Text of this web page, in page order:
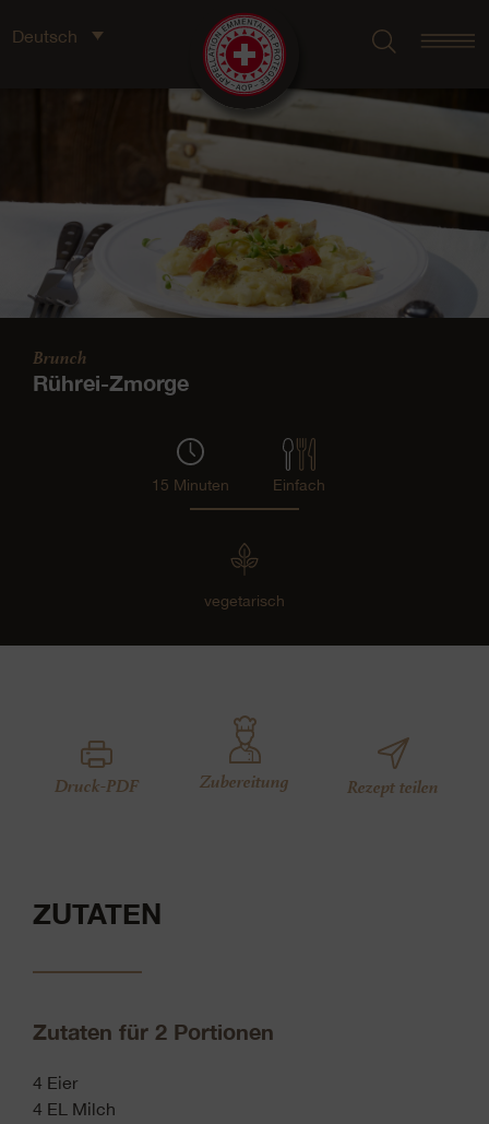
Deutsch
Brunch
Rührei-Zmorge
15 Minuten Einfach
vegetarisch
Druck-PDF Zubereitung Rezept teilen
ZUTATEN
Zutaten für 2 Portionen
4 Eier
4 EL Milch